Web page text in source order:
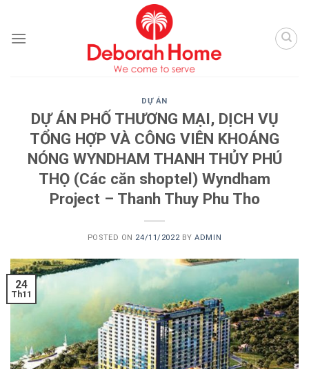
content
DỰ ÁN
DỰ ÁN PHỐ THƯƠNG MẠI, DỊCH VỤ
TỔNG HỢP VÀ CÔNG VIÊN KHOÁNG
NÓNG WYNDHAM THANH THỦY PHÚ
THỌ (Các căn shoptel) Wyndham
Project – Thanh Thuy Phu Tho
POSTED ON 24/11/2022 BYADMIN
24
Th11